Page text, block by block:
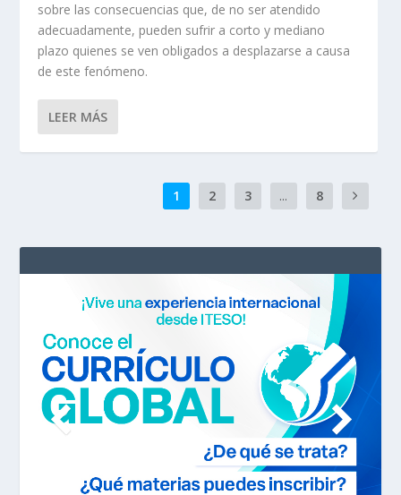
sobre las consecuencias que, de no ser atendido
adecuadamente, pueden sufrir a corto y mediano
plazo quienes se ven obligados a desplazarse a causa
de este fenómeno.
LEER MÁS
1 2 3 ... 8